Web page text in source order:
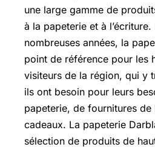
une large gamme de
à la papeterie et à
nombreuses années, la
point de référence pour les
visiteurs de la région, qui y
ils ont besoin pour leurs
papeterie, de fournitures de
cadeaux. La papeterie
sélection de produits de